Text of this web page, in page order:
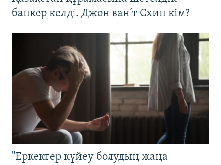
бапкер келді. Джон ван’т Схип кім?
"Еркектер күйеу болудың жаңа